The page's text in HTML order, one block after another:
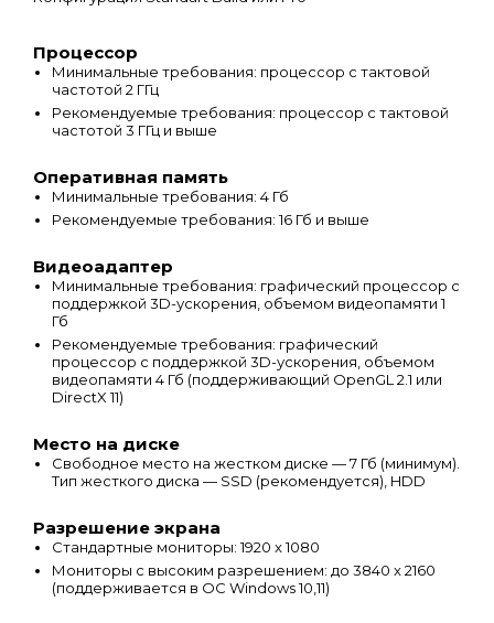
Процессор
Минимальные требования: процессор с тактовой
частотой 2 ГГц
Рекомендуемые требования: процессор с тактовой
частотой 3 ГГц и выше
Оперативная память
Минимальные требования: 4 Гб
Рекомендуемые требования: 16 Гб и выше
Видеоадаптер
Минимальные требования: графический процессор с
поддержкой 3D-ускорения, объемом видеопамяти 1
Гб
Рекомендуемые требования: графический
процессор с поддержкой 3D-ускорения, объемом
видеопамяти 4 Гб (поддерживающий OpenGL 2.1 или
DirectX 11)
Место на диске
Свободное место на жестком диске — 7 Гб (минимум).
Тип жесткого диска — SSD (рекомендуется), HDD
Разрешение экрана
Стандартные мониторы: 1920 x 1080
Мониторы с высоким разрешением: до 3840 x 2160
(поддерживается в ОС Windows 10,11)